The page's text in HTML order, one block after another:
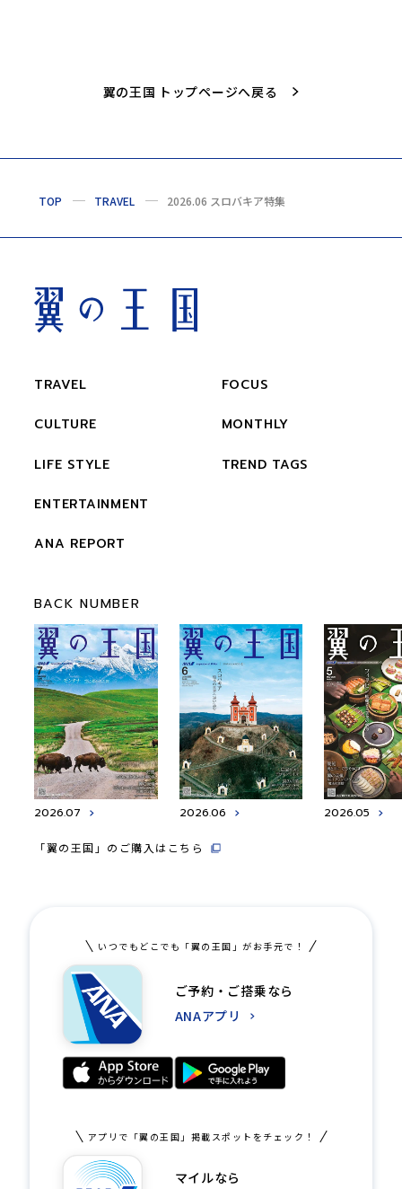
翼の王国 トップページへ戻る
TOP TRAVEL 2026.06 スロバキア特集
TRAVEL
CULTURE
LIFE STYLE
ENTERTAINMENT
ANA REPORT
FOCUS
MONTHLY
TREND TAGS
BACK NUMBER
2026.07 2026.06 2026.05
「翼の王国」のご購入はこちら
いつでもどこでも「翼の王国」がお手元で！
ご予約・ご搭乗なら
ANAアプリ
アプリで「翼の王国」掲載スポットをチェック！
マイルなら